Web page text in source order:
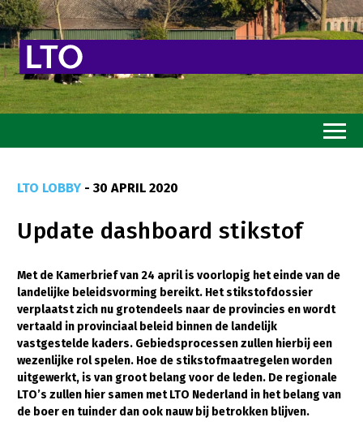
Goed eten
Sterk ondernemerschap
Transitiepaden
Thema’s
Gezonde planten
LTO LOBBY - 30 APRIL 2020
Update dashboard stikstof
Met de Kamerbrief van 24 april is voorlopig het einde van de
landelijke beleidsvorming bereikt. Het stikstofdossier
verplaatst zich nu grotendeels naar de provincies en wordt
vertaald in provinciaal beleid binnen de landelijk
vastgestelde kaders. Gebiedsprocessen zullen hierbij een
wezenlijke rol spelen. Hoe de stikstofmaatregelen worden
uitgewerkt, is van groot belang voor de leden. De regionale
LTO’s zullen hier samen met LTO Nederland in het belang van
de boer en tuinder dan ook nauw bij betrokken blijven.